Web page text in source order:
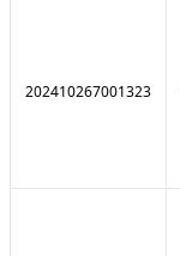
202410267001323